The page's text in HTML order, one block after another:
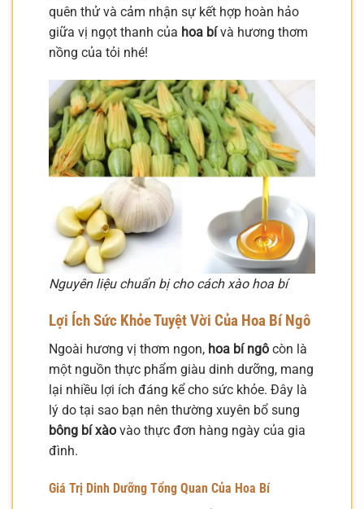
quên thử và cảm nhận sự kết hợp hoàn hảo
giữa vị ngọt thanh của hoa bívà hương thơm
nồng của tỏi nhé!
Nguyên liệu chuẩn bị cho cách xào hoa bí
Lợi Ích Sức Khỏe Tuyệt Vời Của Hoa Bí Ngô
Ngoài hương vị thơm ngon, hoa bí ngô còn là
một nguồn thực phẩm giàu dinh dưỡng, mang
lại nhiều lợi ích đáng kể cho sức khỏe. Đây là
lý do tại sao bạn nên thường xuyên bổ sung
bông bí xào vào thực đơn hàng ngày của gia
đình.
Giá Trị Dinh Dưỡng Tổng Quan Của Hoa Bí